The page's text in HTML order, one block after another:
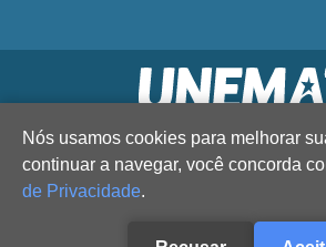
Nós usamos cookies para melhorar
continuar a navegar, você concorda
de Privacidade.